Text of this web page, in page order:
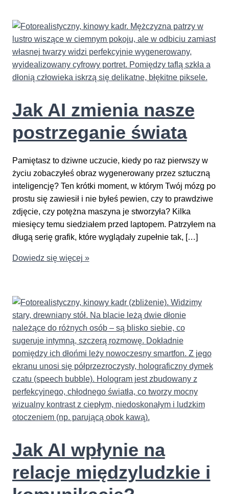
Jak AI zmienia nasze
postrzeganie świata
Pamiętasz to dziwne uczucie, kiedy po raz pierwszy w
życiu zobaczyłeś obraz wygenerowany przez sztuczną
inteligencję? Ten krótki moment, w którym Twój mózg po
prostu się zawiesił i nie byłeś pewien, czy to prawdziwe
zdjęcie, czy potężna maszyna je stworzyła? Kilka
miesięcy temu siedziałem przed laptopem. Patrzyłem na
długą serię grafik, które wyglądały zupełnie tak, […]
Jak
nasze
postrzeganie
świata
Dowiedz się więcej »
Jak AI wpłynie na
relacje międzyludzkie i